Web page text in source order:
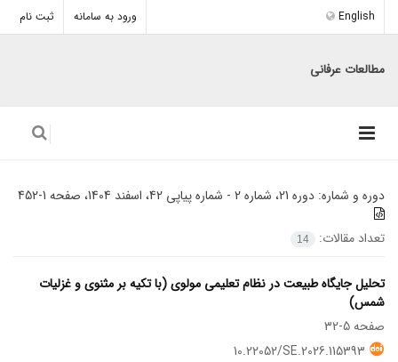
ورود به سامانه ثبت نام English
مطالعات عرفانی
دوره و شماره: دوره 21، شماره 2 - شماره پیاپی 42، اسفند 1404، صفحه 1-452
تعداد مقالات: 14
تحلیل جایگاه طبیعت در نظام تعلیمی مولوی (با تکیه بر مثنوی و غزلیات
شمس)
صفحه5-32
10.22052/SE.2026.115393